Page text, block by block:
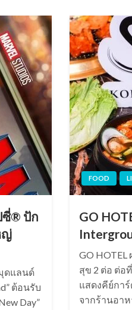
ซี่® ปัก
ญ่
ดแลนด์
ต้อนรับ
Day”
FOOD
GO
GO HOTEL
สุข 2 ต่อ ต่อ
แสดงคีย์กา
จากร้านอาห